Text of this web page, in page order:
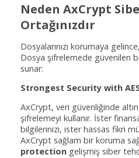
Neden AxCrypt
Ortağınızdır
Dosyalarınızı korumaya
Dosya şifrelemede güvenilen
sunar:
Strongest Security with
AxCrypt, veri güvenliğinde
şifrelemeyi kullanır. İster
bilgilerinizi, ister hassas fikri
AxCrypt sağlam bir koruma
protection gelişmiş siber